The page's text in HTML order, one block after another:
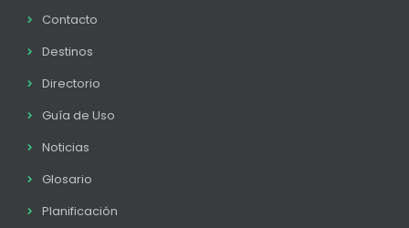
Contacto
Destinos
Directorio
Guía de Uso
Noticias
Glosario
Planificación